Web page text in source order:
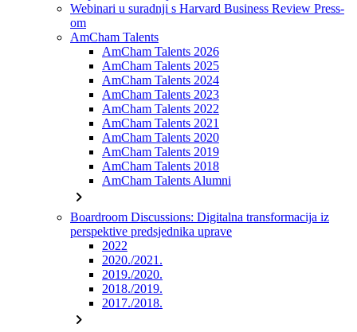
Webinari u suradnji s Harvard Business Review Press-
om
AmCham Talents
AmCham Talents 2026
AmCham Talents 2025
AmCham Talents 2024
AmCham Talents 2023
AmCham Talents 2022
AmCham Talents 2021
AmCham Talents 2020
AmCham Talents 2019
AmCham Talents 2018
AmCham Talents Alumni
chevron_right
Boardroom Discussions: Digitalna transformacija iz
perspektive predsjednika uprave
2022
2020./2021.
2019./2020.
2018./2019.
2017./2018.
chevron_right